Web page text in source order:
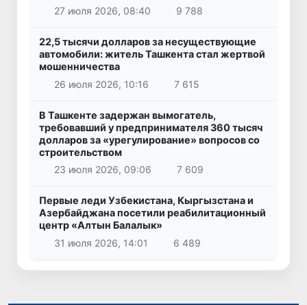
27 июля 2026, 08:40
9 788
22,5 тысячи долларов за несуществующие
автомобили: житель Ташкента стал жертвой
мошенничества
26 июля 2026, 10:16
7 615
В Ташкенте задержан вымогатель,
требовавший у предпринимателя 360 тысяч
долларов за «урегулирование» вопросов со
строительством
23 июля 2026, 09:06
7 609
Первые леди Узбекистана, Кыргызстана и
Азербайджана посетили реабилитационный
центр «Алтын Балалык»
31 июля 2026, 14:01
6 489